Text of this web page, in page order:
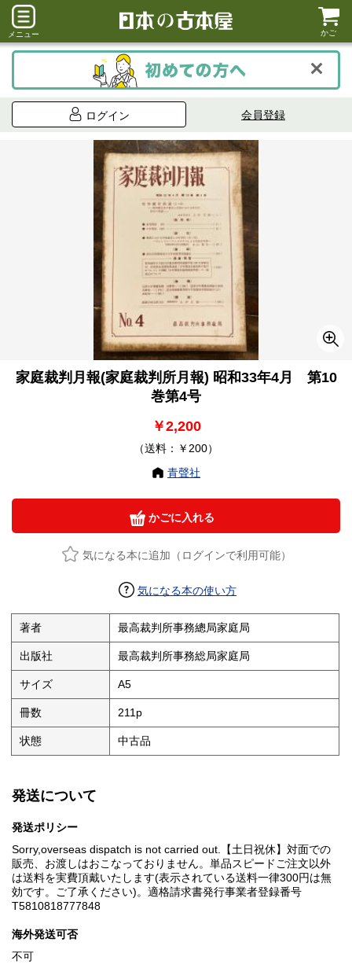
メニュー かご
ログイン 会員登録
家庭裁判月報(家庭裁判所月報) 昭和33年4月 第10
巻第4号
￥2,200
（送料：￥200）
青聲社
かごに入れる
気になる本に追加（ログインで利用可能）
気になる本の使い方
著者 最高裁判所事務總局家庭局
出版社 最高裁判所事務総局家庭局
サイズ A5
冊数 211p
状態 中古品
発送について
発送ポリシー
Sorry,overseas dispatch is not carried out.【土日祝休】対面での
販売、お渡しはおこなっておりません。単品スピードご注文以外
は送料を実費頂戴いたします(表示されている送料一律300円は無
効です。ご了承ください)。適格請求書発行事業者登録番号
T5810818777848
海外発送可否
不可